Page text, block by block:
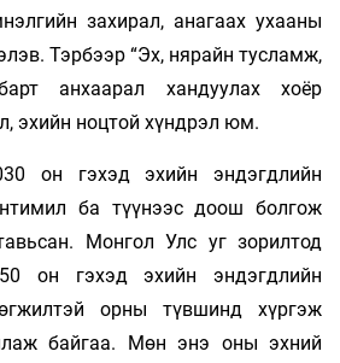
захирал, анагаах ухааны
Тэрбээр “Эх, нярайн тусламж,
анхаарал хандуулах хоёр
эхийн ноцтой хүндрэл юм.
он гэхэд эхийн эндэгдлийн
ба түүнээс доош болгож
Монгол Улс уг зорилтод
он гэхэд эхийн эндэгдлийн
орны түвшинд хүргэж
байгаа. Мөн энэ оны эхний